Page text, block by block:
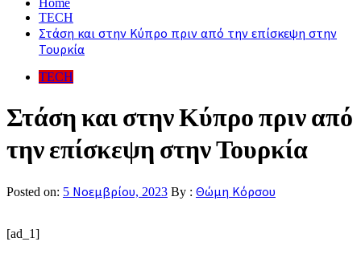
Home
TECH
Στάση και στην Κύπρο πριν από την επίσκεψη στην
Τουρκία
TECH
Στάση και στην Κύπρο πριν από
την επίσκεψη στην Τουρκία
Posted on: 5 Νοεμβρίου, 2023 By : Θώμη Κόρσου
[ad_1]